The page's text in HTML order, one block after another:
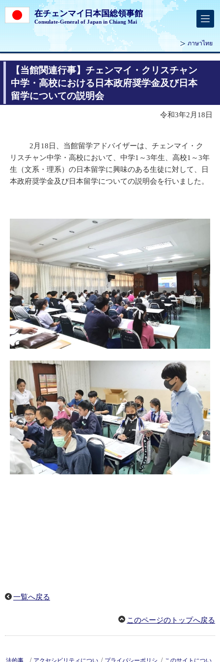
在チェンマイ日本国総領事館
Consulate-General of Japan in Chiang Mai
ภาษาไทย
【当館関連行事】チェンマイ・クリスチャン
中学・高校における日本政府奨学金及び日本
留学についての説明会
令和3年2月18日
2月18日、当館留学アドバイザーは、チェンマイ・ク
リスチャン中学・高校において、中学1～3年生、高校1～3年
生（文系・理系）の日本留学に興味のある生徒に対して、日
本政府奨学金及び日本留学についての説明会を行いました。
一覧へ戻る
このページのトップへ戻る
法的事 / アクセシビリティについ / プライバシーポリシ / このサイトについ